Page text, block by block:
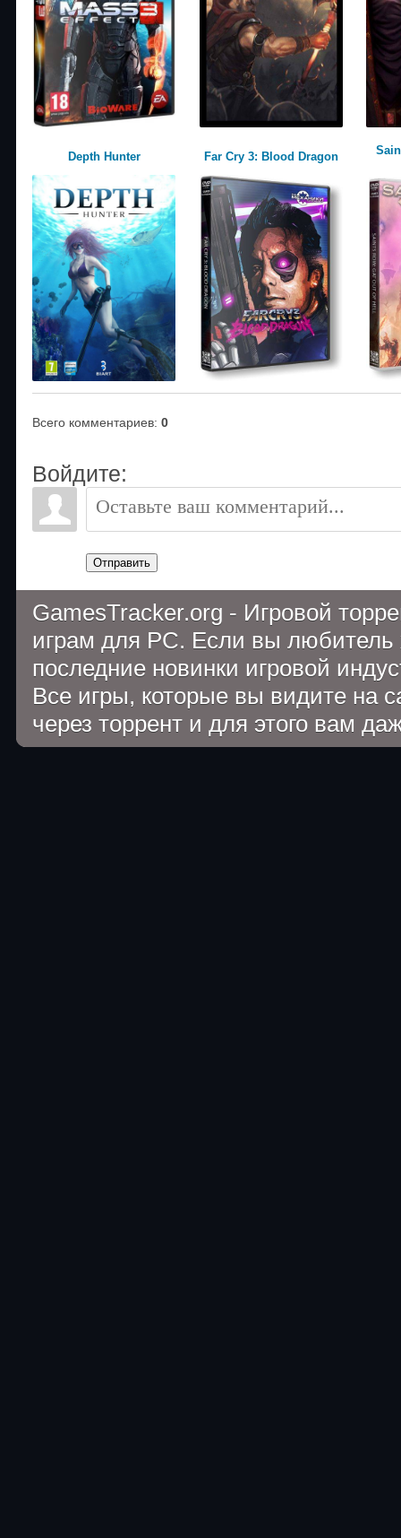
Depth Hunter Far Cry 3: Blood Dragon
Всего комментариев: 0
Войдите:
Отправить
GamesTracker.org - Игровой
играм для PC. Если вы
последние новинки игровой
Все игры, которые вы видите на
через торрент и для этого вам